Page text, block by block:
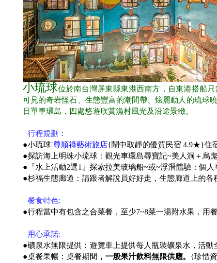
小琉球位於南台灣屏東縣東港西南方， 自東港搭船
可見的奇岩怪石、生態豐富的潮間帶、炫麗動人的琉球
日單車環島，四處悠遊欣賞漁村風光及沿途景緻。
行程規劃：
●小琉球˙尊順祿藝術旅店{鬧中取靜的優質民宿 4.9★}住
●探訪海上明珠小琉球：觀光車環島尋寶記~美人洞＋烏
●『水上活動2選1』探索拉美玻璃船~或~浮潛體驗：個
●杉福生態廊道：請跟者解說員好好走，生態廊道上的
餐食特色:
●行程當中有包含之合菜餐，至少7~8菜一湯附水果，用
用心承諾:
●礦泉水無限提供：遊覽車上提供每人瓶裝礦泉水，活動
●桌餐果暢：桌餐期間 ，一般果汁飲料無限供應。 {珍惜